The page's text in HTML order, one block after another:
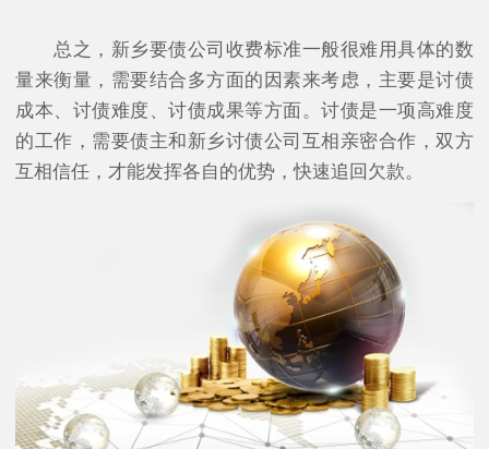
总之，新乡要债公司收费标准一般很难用具体的数
量来衡量，需要结合多方面的因素来考虑，主要是讨债
成本、讨债难度、讨债成果等方面。讨债是一项高难度
的工作，需要债主和新乡讨债公司互相亲密合作，双方
互相信任，才能发挥各自的优势，快速追回欠款。